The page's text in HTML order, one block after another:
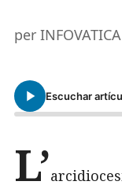
per
Escuchar
L’